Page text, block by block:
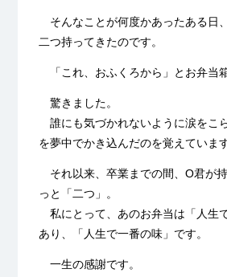
そんなことが何度かあったある日
二つ持ってきたのです。
「これ、おふくろから」とお弁当
驚きました。
誰にも気づかれないように涙をこ
を夢中でかき込んだのを覚えています
それ以来、卒業までの間、O君が
っと「二つ」。
私にとって、あのお弁当は「人生
あり、「人生で一番の味」です。
一生の感謝です。